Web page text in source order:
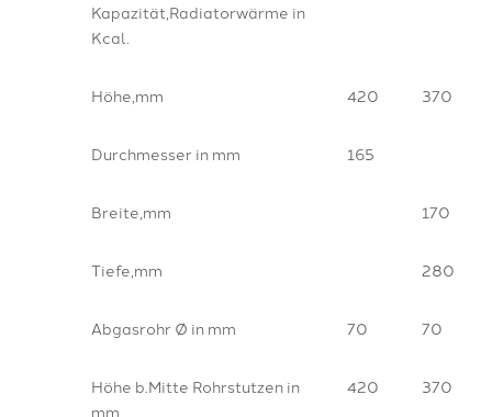
Kapazität,Radiatorwärme in
Kcal.
Höhe,mm 420 370
Durchmesser in mm 165
Breite,mm 170
Tiefe,mm 280
Abgasrohr Ø in mm 70 70
Höhe b.Mitte Rohrstutzen in
mm
420 370